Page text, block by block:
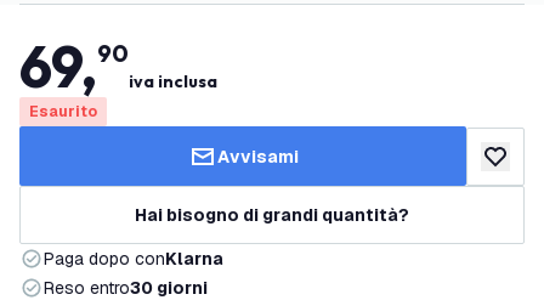
69,90
iva inclusa
Esaurito
Avvisami
Hai bisogno di grandi quantità?
Paga dopo conKlarna
Reso entro30 giorni